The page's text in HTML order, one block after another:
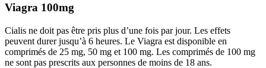
Viagra 100mg
Cialis ne doit pas être pris plus d’une fois par jour. Les effets
peuvent durer jusqu’à 6 heures. Le Viagra est disponible en
comprimés de 25 mg, 50 mg et 100 mg. Les comprimés de 100 mg
ne sont pas prescrits aux personnes de moins de 18 ans.